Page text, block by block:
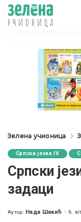
Зелена учионица
Српски језик IV
Српски
задаци
Posted
Аутор: Нада Шакић 6.